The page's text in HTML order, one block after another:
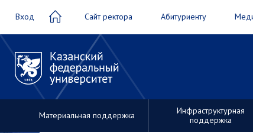
Вход Сайт ректора Абитуриенту
Материальная поддержка
Инфраструктурная
поддержка